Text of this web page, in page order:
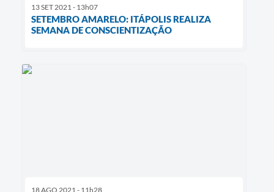
13 SET 2021 - 13h07
SETEMBRO AMARELO: ITÁPOLIS REALIZA
SEMANA DE CONSCIENTIZAÇÃO
18 AGO 2021 - 11h28